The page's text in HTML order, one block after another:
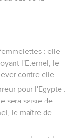
un signe et un
les
les jeunes
honte pour
cause de
et de l'Egypte